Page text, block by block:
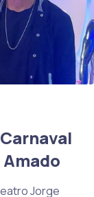
Jorge